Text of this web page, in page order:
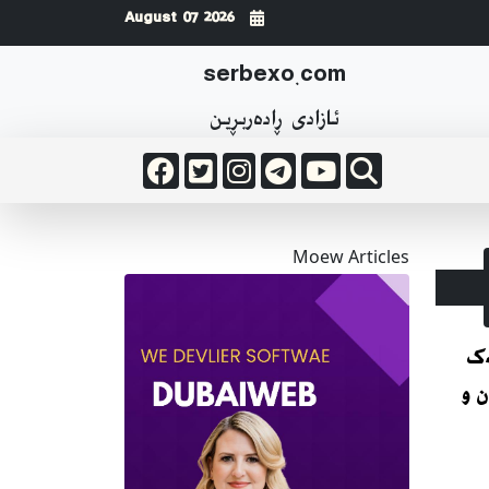
serbexo.com
ئازادی ڕاده‌ربڕین
2026 August 07
و
Moew Articles